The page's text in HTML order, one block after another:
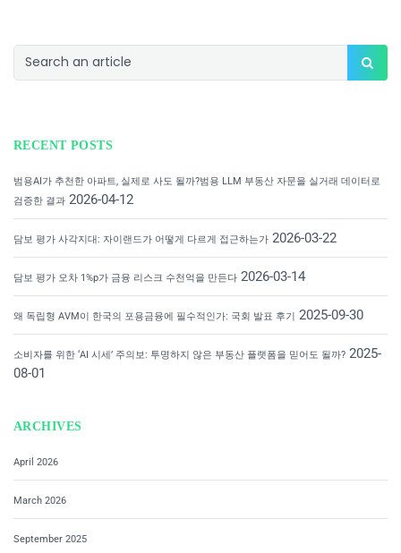
RECENT POSTS
범용AI가 추천한 아파트, 실제로 사도 될까?범용 LLM 부동산 자문을 실거래 데이터로
검증한 결과 2026-04-12
담보 평가 사각지대: 자이랜드가 어떻게 다르게 접근하는가 2026-03-22
담보 평가 오차 1%p가 금융 리스크 수천억을 만든다 2026-03-14
왜 독립형 AVM이 한국의 포용금융에 필수적인가: 국회 발표 후기 2025-09-30
소비자를 위한 ‘AI 시세’ 주의보: 투명하지 않은 부동산 플랫폼을 믿어도 될까? 2025-
08-01
ARCHIVES
April 2026
March 2026
September 2025